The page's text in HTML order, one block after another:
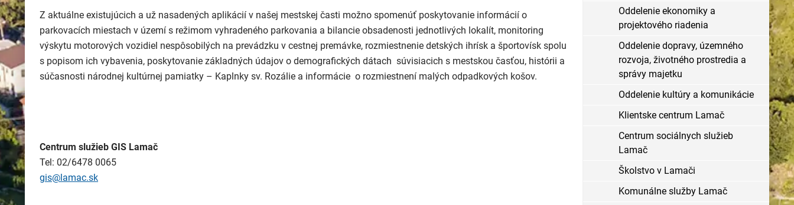
Z aktuálne existujúcich a už nasadených aplikácií v našej mestskej časti možno spomenúť poskytovanie informácií o
parkovacích miestach v území s režimom vyhradeného parkovania a bilancie obsadenosti jednotlivých lokalít, monitoring
výskytu motorových vozidiel nespôsobilých na prevádzku v cestnej premávke, rozmiestnenie detských ihrísk a športovísk spolu
s popisom ich vybavenia, poskytovanie základných údajov o demografických dátach súvisiacich s mestskou časťou, histórii a
súčasnosti národnej kultúrnej pamiatky – Kaplnky sv. Rozálie a informácie o rozmiestnení malých odpadkových košov.
Centrum služieb GIS Lamač
Tel: 02/6478 0065
gis@lamac.sk
Oddelenie ekonomiky a
projektového riadenia
Oddelenie dopravy, územného
rozvoja, životného prostredia a
správy majetku
Oddelenie kultúry a komunikácie
Klientske centrum Lamač
Centrum sociálnych služieb
Lamač
Školstvo v Lamači
Komunálne služby Lamač